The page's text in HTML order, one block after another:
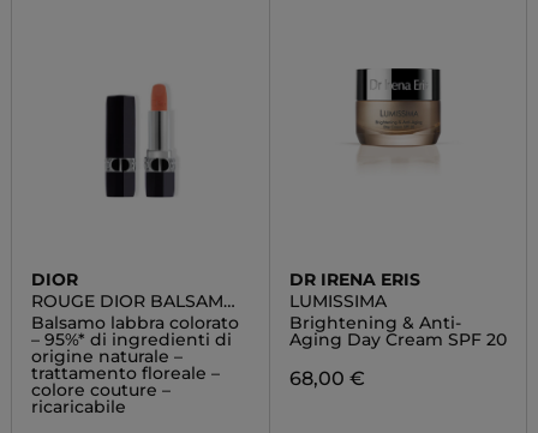
DIOR
ROUGE DIOR BALSAMO
COLORATO
Balsamo labbra colorato
– 95%* di ingredienti di
origine naturale –
trattamento floreale –
colore couture –
ricaricabile
DR IRENA ERIS
LUMISSIMA
Brightening & Anti-
Aging Day Cream SPF 20
68,00 €